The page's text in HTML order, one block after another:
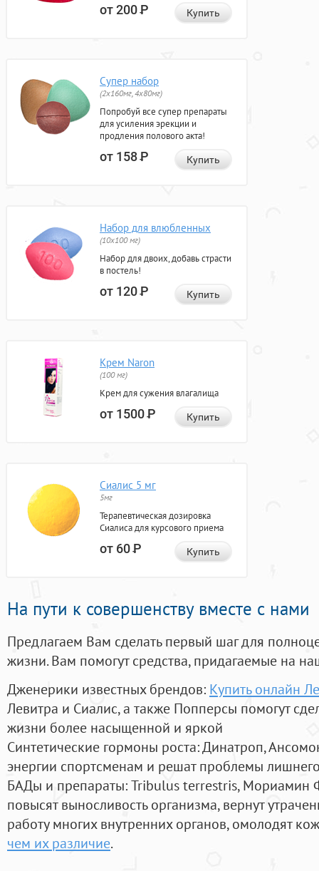
от 200Р Купить
Супер набор
(2х160мг, 4х80мг)
Попробуй все супер препараты
для усиления эрекции и
продления полового акта!
от 158Р Купить
Набор для влюбленных
(10х100 мг)
Набор для двоих, добавь страсти
в постель!
от 120Р Купить
Крем Naron
(100 мг)
Крем для сужения влагалища
от 1500Р Купить
Сиалис 5 мг
5мг
Терапевтическая дозировка
Сиалиса для курсового приема
от 60Р Купить
На пути к совершенству вместе с нами
Предлагаем Вам сделать первый шаг для
жизни. Вам помогут средства, придагаемые на
Дженерики известных брендов: Купить онлайн
Левитра и Сиалис, а также Попперсы помогут
жизни более насыщенной и яркой
Синтетические гормоны роста: Динатроп,
энергии спортсменам и решат проблемы
БАДы и препараты:Tribulus terrestris, Мориамин
повысят выносливость организма, вернут
работу многих внутренних органов, омолодят
чем их различие.